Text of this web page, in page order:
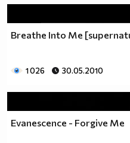
Breathe Into Me
1 026 30.05.2010
Evanescence - Forgive Me